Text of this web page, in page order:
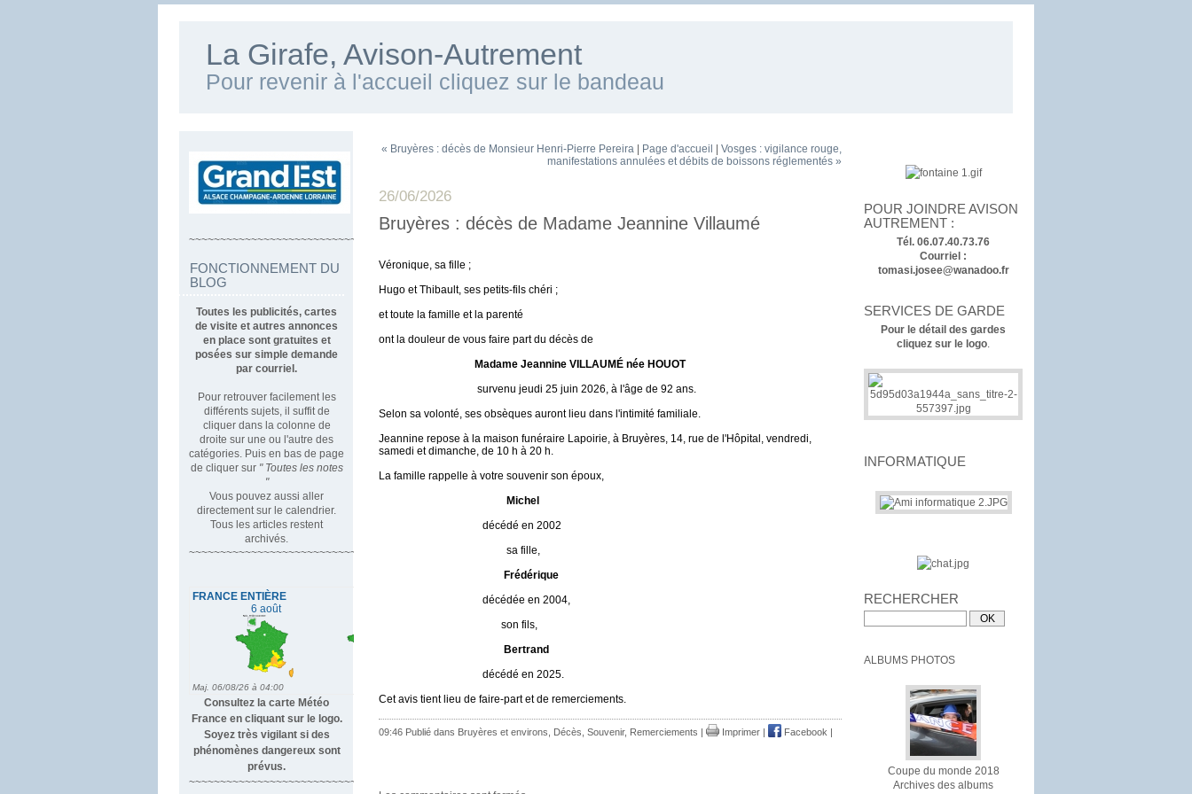
La Girafe, Avison-Autrement
Pour revenir à l'accueil cliquez sur le bandeau
~~~~~~~~~~~~~~~~~~~~~~~~~~~~~~~~~~
FONCTIONNEMENT DU
BLOG
Toutes les publicités, cartes
de visite et autres annonces
en place sont gratuites et
posées sur simple demande
par courriel.
Pour retrouver facilement les
différents sujets, il suffit de
cliquer dans la colonne de
droite sur une ou l'autre des
catégories. Puis en bas de page
de cliquer sur " Toutes les notes
"
Vous pouvez aussi aller
directement sur le calendrier.
Tous les articles restent
archivés.
~~~~~~~~~~~~~~~~~~~~~~~~~~~~~~~~~
Consultez la carte Météo
France en cliquant sur le logo.
Soyez très vigilant si des
phénomènes dangereux sont
prévus.
~~~~~~~~~~~~~~~~~~~~~~~~~~~~
POUR JOINDRE AVISON
AUTREMENT :
Tél. 06.07.40.73.76
Courriel :
tomasi.josee@wanadoo.fr
SERVICES DE GARDE
Pour le détail des gardes
cliquez sur le logo
INFORMATIQUE
RECHERCHER
ALBUMS PHOTOS
Coupe du monde 2018
Archives des albums
« Bruyères : décès de Monsieur Henri-Pierre Pereira Page d'accueil
Vosges : vigilance rouge,
manifestations annulées et débits de boissons réglementés »
26/06/2026
Bruyères : décès de Madame Jeannine Villaumé
Véronique, sa fille ;
Hugo et Thibault, ses petits-fils chéri ;
et toute la famille et la parenté
ont la douleur de vous faire part du décès de
Madame Jeannine VILLAUMÉ née HOUOT
survenu jeudi 25 juin 2026, à l'âge de 92 ans.
Selon sa volonté, ses obsèques auront lieu dans l'intimité familiale.
Jeannine repose à la maison funéraire Lapoirie, à Bruyères, 14, rue de l'Hôpital, vendredi,
samedi et dimanche, de 10 h à 20 h.
La famille rappelle à votre souvenir son époux,
Michel
décédé en 2002
sa fille,
Frédérique
décédée en 2004,
son fils,
Bertrand
décédé en 2025.
Cet avis tient lieu de faire-part et de remerciements.
09:46 Publié dans Bruyères et environs Décès, Souvenir, Remerciements | Imprimer | Facebook |